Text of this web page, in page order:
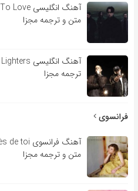
متن و ترجمه مجزا
ترجمه مجزا
فرانسوی
متن و ترجمه مجزا